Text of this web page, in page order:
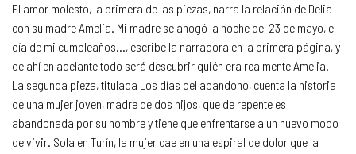
El amor molesto, la primera de las piezas, narra la relación de Delia
con su madre Amelia. Mi madre se ahogó la noche del 23 de mayo, el
día de mi cumpleaños..., escribe la narradora en la primera página, y
de ahí en adelante todo será descubrir quién era realmente Amelia.
La segunda pieza, titulada Los días del abandono, cuenta la historia
de una mujer joven, madre de dos hijos, que de repente es
abandonada por su hombre y tiene que enfrentarse a un nuevo modo
de vivir. Sola en Turín, la mujer cae en una espiral de dolor que la